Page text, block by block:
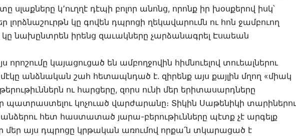
կ՚ուղղէ դէպի բոլոր անոնց, որոնք իր խօսքերով իսկ՝
լորձնաշուրթն կը գովեն դպրոցի ղեկավարումն ու հոն ջամբուող
կը նախընտրեն իրենց զաւակները չարձանագրել Էսաեան
որոշումը կայացուցած են ամբողջովին հիմնուելով տուեալներու
մէկը անձնական շահ հետապնդած է. զիրենք այս քայլին մղող «միակ
ու հարցերը, զորս ունի մեր երիտասարդները
կոչուած վարժարանը։ Տիկին Սաթենիկի տարիներու
անձերու հետ հաստատած յարա-բերութիւնները պէտք չէ արգելք
մեր այս դպրոցը կրթական առումով որքա՛ն տկարացած է